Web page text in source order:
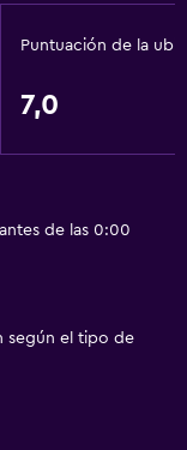
Puntuación de la
7,0
de las 0:00
según el tipo de